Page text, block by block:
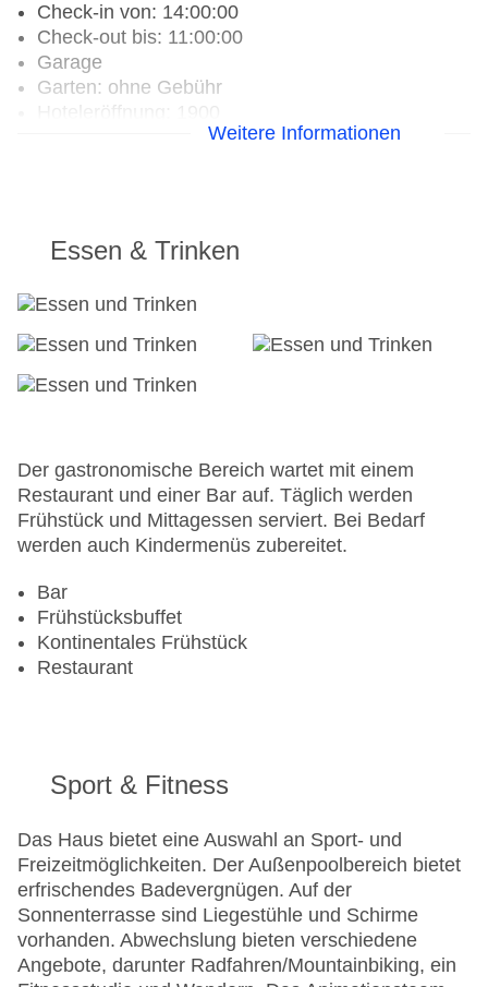
Check-in von: 14:00:00
Check-out bis: 11:00:00
Garage
Garten: ohne Gebühr
Hoteleröffnung: 1900
Sonnenterrasse
Gesamtanzahl der Stockwerke: 2
Pools:Outdoor Pool, Sonnenschirme am Pool,
Liegen am Pool
Visa
Weitere Informationen
Essen & Trinken
Der gastronomische Bereich wartet mit einem
Restaurant und einer Bar auf. Täglich werden
Frühstück und Mittagessen serviert. Bei Bedarf
werden auch Kindermenüs zubereitet.
Bar
Frühstücksbuffet
Kontinentales Frühstück
Restaurant
Sport & Fitness
Das Haus bietet eine Auswahl an Sport- und
Freizeitmöglichkeiten. Der Außenpoolbereich bietet
erfrischendes Badevergnügen. Auf der
Sonnenterrasse sind Liegestühle und Schirme
vorhanden. Abwechslung bieten verschiedene
Angebote, darunter Radfahren/Mountainbiking, ein